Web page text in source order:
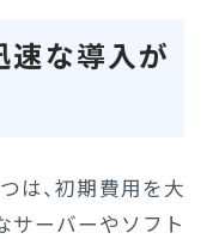
速な導入が
は、初期費用を大
サーバーやソフト